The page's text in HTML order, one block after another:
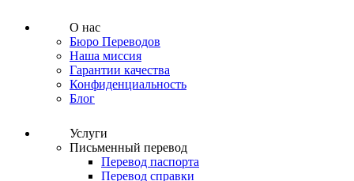
О нас
Бюро Переводов
Наша миссия
Гарантии качества
Конфиденциальность
Блог
Услуги
Письменный перевод
Перевод паспорта
Перевод справки